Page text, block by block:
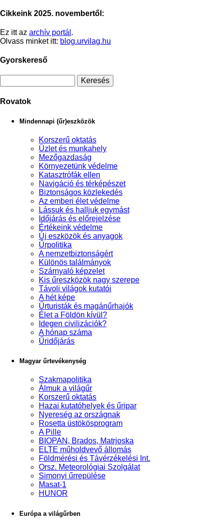
Cikkeink 2025. novembertől:
Ez itt az archív portál .
Olvass minket itt: blog.urvilag.hu
Gyorskereső
Rovatok
Mindennapi (űr)eszközök
Korszerű oktatás
Üzlet és munkahely
Mezőgazdaság
Környezetünk védelme
Katasztrófák ellen
Navigáció és térképészet
Biztonságos közlekedés
Az emberi élet védelme
Lássuk és halljuk egymást
Időjárás és előrejelzése
Értékeink védelme
Új eszközök és anyagok
Űrpolitika
A nemzetbiztonságért
Különös találmányok
Szárnyaló képzelet
Kis űreszközök nagy szerepe
Távoli világok kutatói
A hét képe
Űrturisták és magánűrhajók
Élet a Földön kívül?
Idegen civilizációk?
A hónap száma
Űridőjárás
Magyar űrtevékenység
Szakmapolitika
Álmuk a világűr
Korszerű oktatás
Hazai kutatóhelyek és űripar
Nyereség az országnak
Rosetta üstökösprogram
A Pille
BIOPAN, Brados, Matrjoska
ELTE műholdvevő állomás
Földmérési és Távérzékelési Int.
Orsz. Meteorológiai Szolgálat
Simonyi űrrepülése
Masat-1
HUNOR
Európa a világűrben